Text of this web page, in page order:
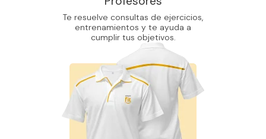
Te resuelve consultas de ejercicios,
entrenamientos y te ayuda a
cumplir tus objetivos.